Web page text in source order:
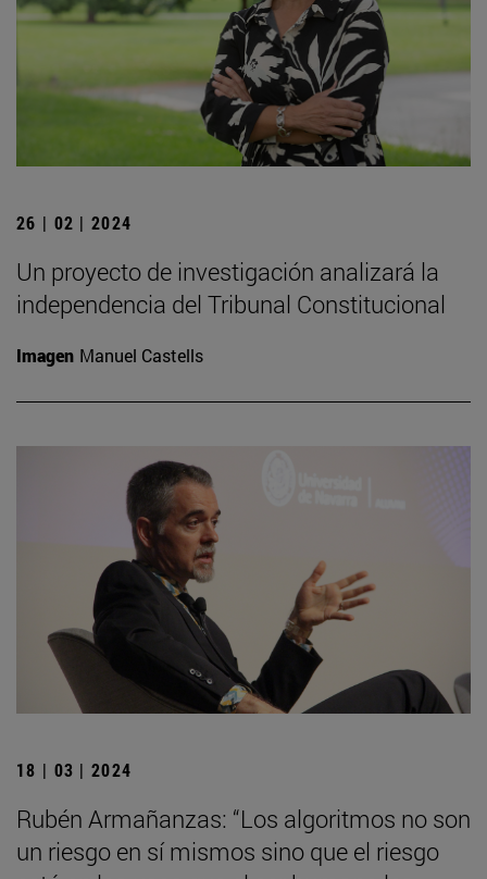
26 | 02 | 2024
Un proyecto de investigación analizará la
independencia del Tribunal Constitucional
Imagen Manuel Castells
18 | 03 | 2024
Rubén Armañanzas: “Los algoritmos no son
un riesgo en sí mismos sino que el riesgo